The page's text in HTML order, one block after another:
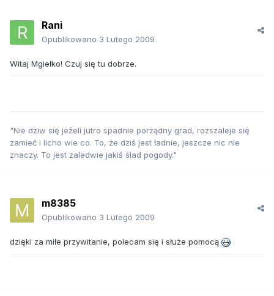
Rani
Opublikowano 3 Lutego 2009
Witaj Mgiełko! Czuj się tu dobrze.
"Nie dziw się jeżeli jutro spadnie porządny grad, rozszaleje się
zamieć i licho wie co. To, że dziś jest ładnie, jeszcze nic nie
znaczy. To jest zaledwie jakiś ślad pogody."
m8385
Opublikowano 3 Lutego 2009
dzięki za miłe przywitanie, polecam się i służe pomocą